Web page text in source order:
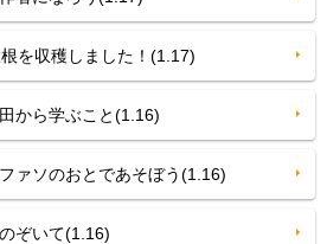
を収穫しました！(1.17)
ら学ぶこと(1.16)
ソのおとであそぼう(1.16)
ぞいて(1.16)